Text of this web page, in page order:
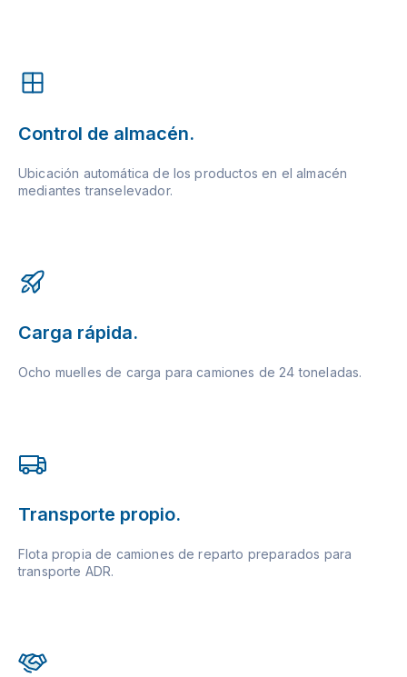
Control de almacén.
Ubicación automática de los productos en el almacén
mediantes transelevador.
Carga rápida.
Ocho muelles de carga para camiones de 24 toneladas.
Transporte propio.
Flota propia de camiones de reparto preparados para
transporte ADR.